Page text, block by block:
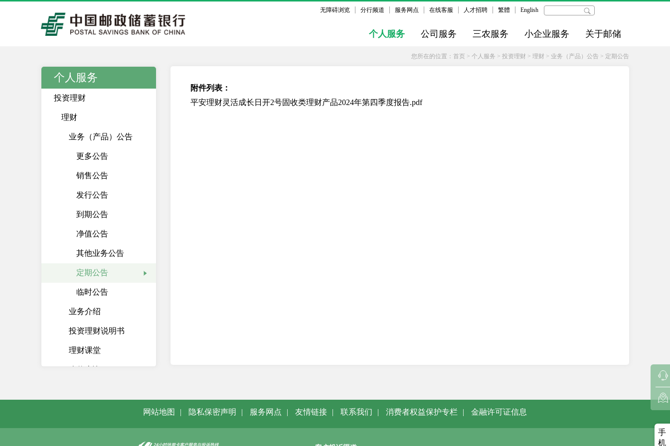
无障碍浏览 分行频道 服务网点 在线客服 人才招聘 繁體 English
个人服务 公司服务 三农服务 小企业服务 关于邮储
您所在的位置： 首页 > 个人服务 > 投资理财 > 理财 > 业务（产品）公告 > 定期公告
个人服务
投资理财
理财
业务（产品）公告
更多公告
销售公告
发行公告
到期公告
净值公告
其他业务公告
定期公告
临时公告
业务介绍
投资理财说明书
理财课堂
贵金属
附件列表：
平安理财灵活成长日开2号固收类理财产品2024年第四季度报告.pdf
网站地图 | 隐私保密声明 | 服务网点 | 友情链接 | 联系我们 | 消费者权益保护专栏 | 金融许可证信息
手
机